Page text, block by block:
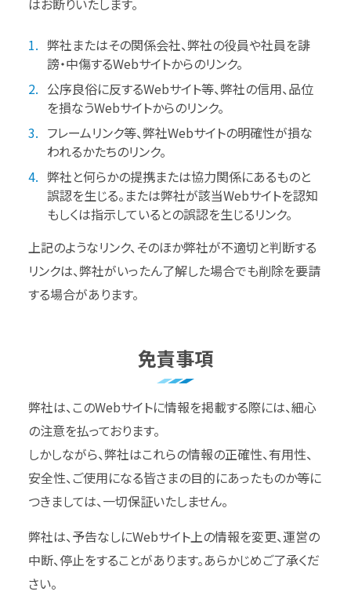
弊社またはその関係会社、弊社の役員や社員を誹
謗・中傷するWebサイトからのリンク。
公序良俗に反するWebサイト等、弊社の信用、品位
を損なうWebサイトからのリンク。
フレームリンク等、弊社Webサイトの明確性が損な
われるかたちのリンク。
弊社と何らかの提携または協力関係にあるものと
誤認を生じる。または弊社が該当Webサイトを認知
もしくは指示しているとの誤認を生じるリンク。
上記のようなリンク、そのほか弊社が不適切と判断する
リンクは、弊社がいったん了解した場合でも削除を要請
する場合があります。
免責事項
弊社は、このWebサイトに情報を掲載する際には、細心
の注意を払っております。
しかしながら、弊社はこれらの情報の正確性、有用性、
安全性、ご使用になる皆さまの目的にあったものか等に
つきましては、一切保証いたしません。
弊社は、予告なしにWebサイト上の情報を変更、運営の
中断、停止をすることがあります。あらかじめご了承くだ
さい。